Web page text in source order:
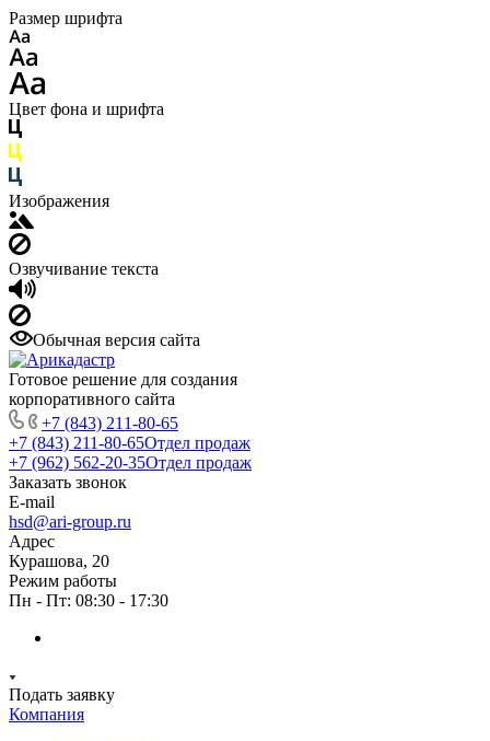
Размер шрифта
Цвет фона и шрифта
Изображения
Озвучивание текста
Обычная версия сайта
Готовое решение для создания
корпоративного сайта
+7 (843) 211-80-65
+7 (843) 211-80-65Отдел продаж
+7 (962) 562-20-35Отдел продаж
Заказать звонок
E-mail
hsd@ari-group.ru
Адрес
Курашова, 20
Режим работы
Пн - Пт: 08:30 - 17:30
Подать заявку
Компания